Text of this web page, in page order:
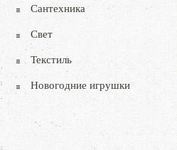
Сантехника
Свет
Текстиль
Новогодние игрушки